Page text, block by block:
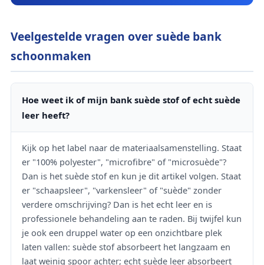
Veelgestelde vragen over suède bank
schoonmaken
Hoe weet ik of mijn bank suède stof of echt suède
leer heeft?
Kijk op het label naar de materiaalsamenstelling. Staat
er "100% polyester", "microfibre" of "microsuède"?
Dan is het suède stof en kun je dit artikel volgen. Staat
er "schaapsleer", "varkensleer" of "suède" zonder
verdere omschrijving? Dan is het echt leer en is
professionele behandeling aan te raden. Bij twijfel kun
je ook een druppel water op een onzichtbare plek
laten vallen: suède stof absorbeert het langzaam en
laat weinig spoor achter; echt suède leer absorbeert